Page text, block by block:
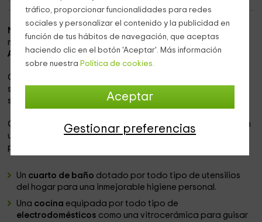
tráfico, proporcionar funcionalidades para redes
sociales y personalizar el contenido y la publicidad en
función de tus hábitos de navegación, que aceptas
haciendo clic en el botón 'Aceptar'. Más información
sobre nuestra Política de cookies.
Aceptar
Gestionar preferencias
Nuestra casa rural
metrópoli correspondiente a la comunidad autónoma de
Andalucía.
Con un volumen para
sus residentes un
sus materiales.
Con un estilo que combina la mordenidad con lo agreste en
una
organización de tipo loft,este hogar se puede
precisar de la siguiente manera:
Un cuarto de baño dotado por todo tipo de utensilios
del hogar para una inmejorable higiene personal.
Una cocina equipada por todo tipo de
electrodomésticos como una vitrocerámica para guisar